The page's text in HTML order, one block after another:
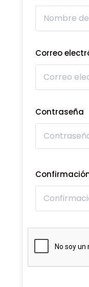
Correo
Contraseña